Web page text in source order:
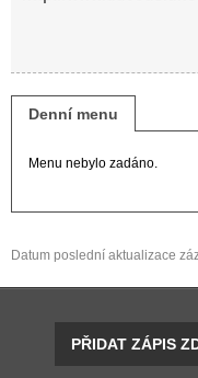
Denní menu
Menu nebylo zadáno.
Datum poslední aktualizace
PŘIDAT ZÁPIS